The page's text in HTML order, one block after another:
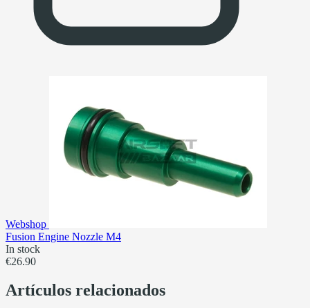
Webshop
Fusion Engine Nozzle M4
In stock
€26.90
Artículos relacionados